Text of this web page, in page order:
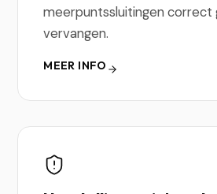
meerpuntssluitingen correct
vervangen.
MEER INFO